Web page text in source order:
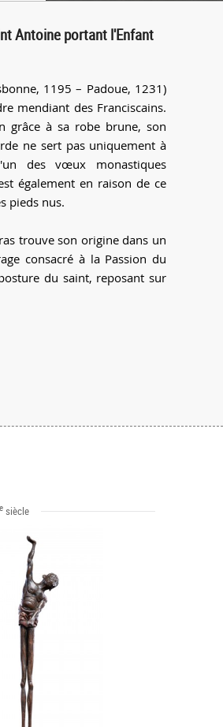
Antoine portant l'Enfant
1195 – Padoue, 1231)
mendiant des Franciscains.
grâce à sa robe brune, son
ne sert pas uniquement à
des vœux monastiques
également en raison de ce
pieds nus.
trouve son origine dans un
consacré à la Passion du
du saint, reposant sur
e siècle